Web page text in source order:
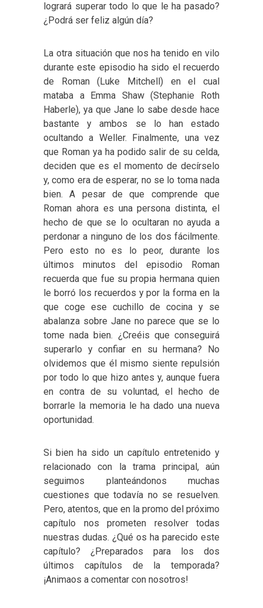
logrará superar todo lo que le ha pasado?
¿Podrá ser feliz algún día?
La otra situación que nos ha tenido en vilo
durante este episodio ha sido el recuerdo
de Roman (Luke Mitchell) en el cual
mataba a Emma Shaw (Stephanie Roth
Haberle), ya que Jane lo sabe desde hace
bastante y ambos se lo han estado
ocultando a Weller. Finalmente, una vez
que Roman ya ha podido salir de su celda,
deciden que es el momento de decírselo
y, como era de esperar, no se lo toma nada
bien. A pesar de que comprende que
Roman ahora es una persona distinta, el
hecho de que se lo ocultaran no ayuda a
perdonar a ninguno de los dos fácilmente.
Pero esto no es lo peor, durante los
últimos minutos del episodio Roman
recuerda que fue su propia hermana quien
le borró los recuerdos y por la forma en la
que coge ese cuchillo de cocina y se
abalanza sobre Jane no parece que se lo
tome nada bien. ¿Creéis que conseguirá
superarlo y confiar en su hermana? No
olvidemos que él mismo siente repulsión
por todo lo que hizo antes y, aunque fuera
en contra de su voluntad, el hecho de
borrarle la memoria le ha dado una nueva
oportunidad.
Si bien ha sido un capítulo entretenido y
relacionado con la trama principal, aún
seguimos planteándonos muchas
cuestiones que todavía no se resuelven.
Pero, atentos, que en la promo del próximo
capítulo nos prometen resolver todas
nuestras dudas. ¿Qué os ha parecido este
capítulo? ¿Preparados para los dos
últimos capítulos de la temporada?
¡Animaos a comentar con nosotros!